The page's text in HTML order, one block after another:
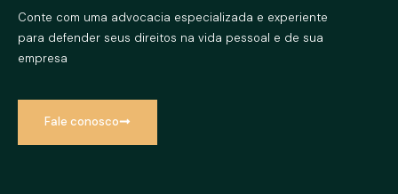
Conte com uma advocacia especializada e experiente
para defender seus direitos na vida pessoal e de sua
empresa
Fale conosco